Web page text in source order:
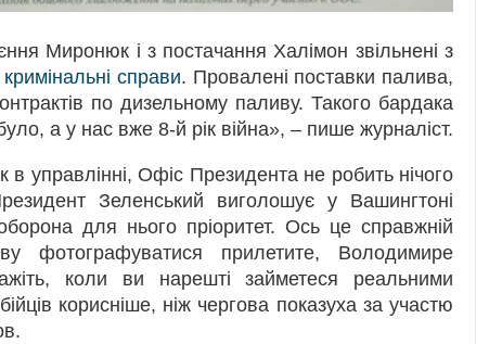
Миронюк і з постачання Халімон звільнені з
справи. Провалені поставки палива,
по дизельному паливу. Такого бардака
а у нас вже 8-й рік війна», – пише журналіст.
управлінні, Офіс Президента не робить нічого
Зеленський виголошує у Вашингтоні
для нього пріоритет. Ось це справжній
фотографуватися прилетите, Володимире
коли ви нарешті займетеся реальними
корисніше, ніж чергова показуха за участю